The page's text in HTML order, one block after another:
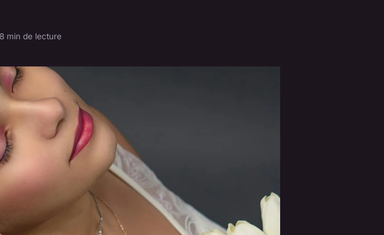
8 min de lecture